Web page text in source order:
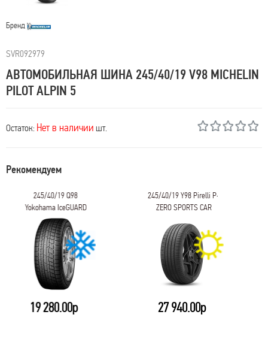
Бренд
SVR092979
АВТОМОБИЛЬНАЯ ШИНА 245/40/19 V98 MICHELIN
PILOT ALPIN 5
Остаток: Нет в наличии шт.
Рекомендуем
245/40/19 Q98
Yokohama IceGUARD
iG60A
19 280.00р
245/40/19 Y98 Pirelli P-
ZERO SPORTS CAR
27 940.00р